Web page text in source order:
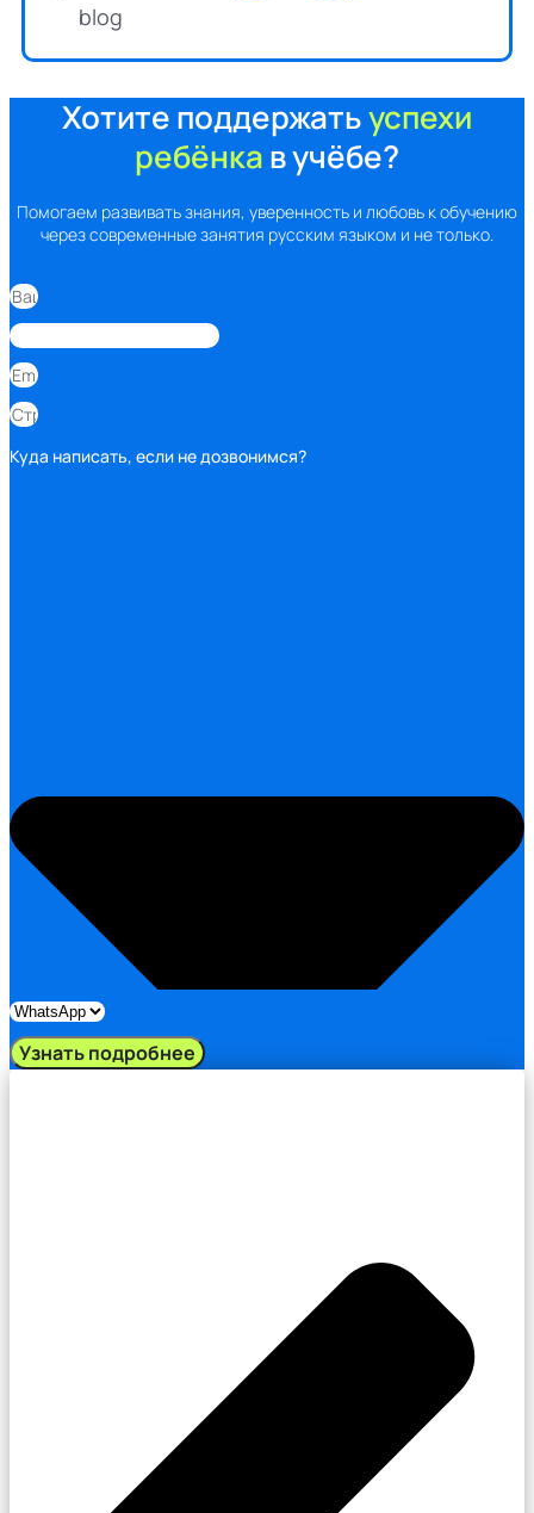
blog
Хотите поддержатьуспехи
ребёнкав учёбе?
Помогаем развивать знания, уверенность и любовь к обучению
через современные занятия русским языком и не только.
Куда написать, если не дозвонимся?
Узнать подробнее